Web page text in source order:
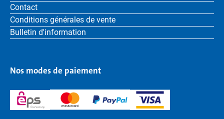
Contact
Conditions générales de vente
Bulletin d'information
Nos modes de paiement